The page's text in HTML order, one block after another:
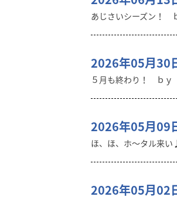
あじさいシーズン！
2026年05月30
５月も終わり！ ｂ
2026年05月09
ほ、ほ、ホ～タル
2026年05月02